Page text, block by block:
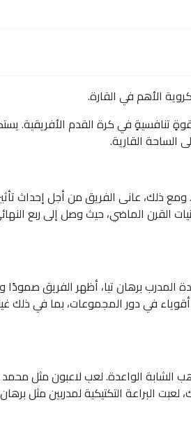
الأهم في القارة.
تنافسيةٍ في كرة القدم
الساحة القارية.
١٩٥٧، في النسخة الافتتاحية للبطولة. ومع ذلك، عانى
للسودان. بقيادة المدرب برهان تيا، أظهر
أقوياء في دور المجموعات، بما في ذلك
الشابة الواعدة. لعب لاعبون مثل
البراعة التكتيكية لمدربين مثل